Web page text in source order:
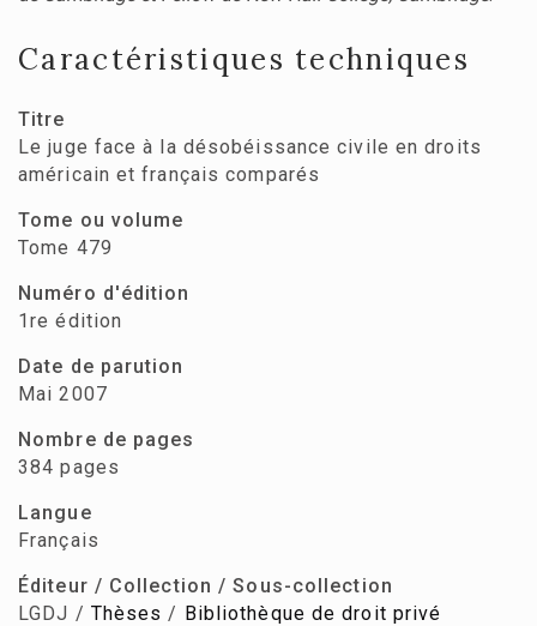
Caractéristiques techniques
Titre
Le juge face à la désobéissance civile en droits
américain et français comparés
Tome ou volume
Tome 479
Numéro d'édition
1re édition
Date de parution
Mai 2007
Nombre de pages
384 pages
Langue
Français
Éditeur / Collection / Sous-collection
LGDJ / Thèses / Bibliothèque de droit privé